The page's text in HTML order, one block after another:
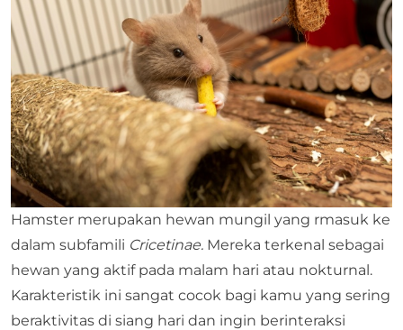
Hamster merupakan hewan mungil yang rmasuk ke
dalam subfamili Cricetinae. Mereka terkenal sebagai
hewan yang aktif pada malam hari atau nokturnal.
Karakteristik ini sangat cocok bagi kamu yang sering
beraktivitas di siang hari dan ingin berinteraksi